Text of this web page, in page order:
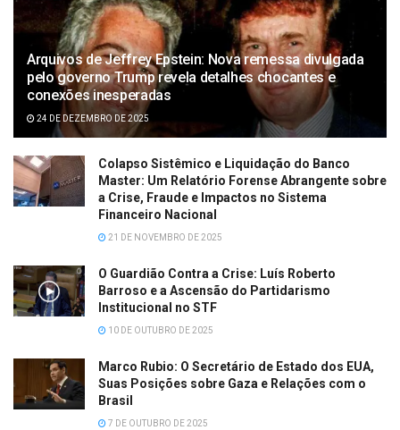
Arquivos de Jeffrey Epstein: Nova remessa divulgada
pelo governo Trump revela detalhes chocantes e
conexões inesperadas
24 DE DEZEMBRO DE 2025
Colapso Sistêmico e Liquidação do Banco
Master: Um Relatório Forense Abrangente sobre
a Crise, Fraude e Impactos no Sistema
Financeiro Nacional
21 DE NOVEMBRO DE 2025
O Guardião Contra a Crise: Luís Roberto
Barroso e a Ascensão do Partidarismo
Institucional no STF
10 DE OUTUBRO DE 2025
Marco Rubio: O Secretário de Estado dos EUA,
Suas Posições sobre Gaza e Relações com o
Brasil
7 DE OUTUBRO DE 2025